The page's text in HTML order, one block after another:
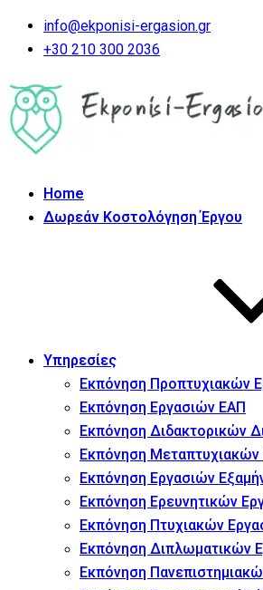
info@ekponisi-ergasion.gr
+30 210 300 2036
Home
Δωρεάν Κοστολόγηση Έργου
Υπηρεσίες
Εκπόνηση Προπτυχιακών
Εκπόνηση Εργασιών ΕΑΠ
Εκπόνηση Διδακτορικών
Εκπόνηση Μεταπτυχιακών
Εκπόνηση Εργασιών
Εκπόνηση Ερευνητικών
Εκπόνηση Πτυχιακών
Εκπόνηση Διπλωματικών
Εκπόνηση